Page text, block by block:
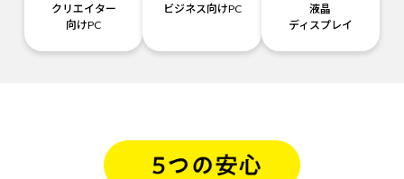
クリエイター
向けPC
ビジネス向けPC
液晶
ディスプレイ